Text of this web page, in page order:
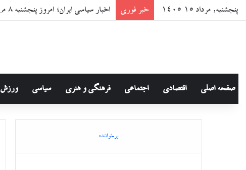
پنجشنبه, مرداد ۱۵ ۱۴۰۵ خبر فوری اخبار سیاسی ایران؛ امروز پنجشنبه ۸ مرداد ۱۴۰۵
صفحه اصلی اقتصادی اجتماعی فرهنگی و هنری سیاسی ورزش
پرخواننده